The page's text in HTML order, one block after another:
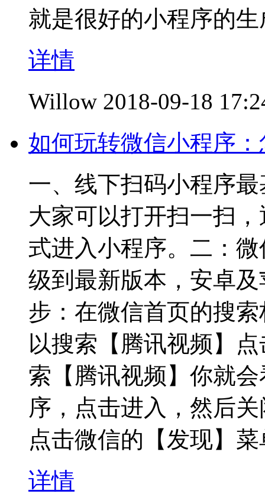
就是很好的小程序的
详情
Willow 2018-09-18
如何玩转微信小程序
一、线下扫码小程序
大家可以打开扫一扫
式进入小程序。二：
级到最新版本，安卓
步：在微信首页的搜
以搜索【腾讯视频】
索【腾讯视频】你就
序，点击进入，然后
点击微信的【发现】
详情